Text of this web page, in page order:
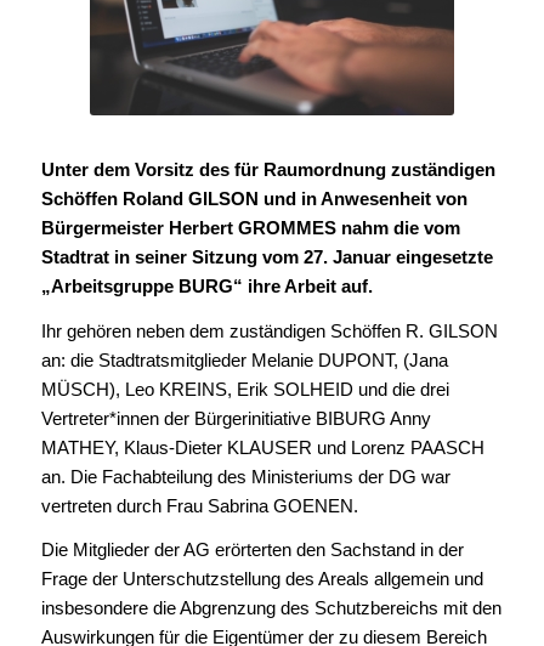
Unter dem Vorsitz des für Raumordnung zuständigen
Schöffen Roland GILSON und in Anwesenheit von
Bürgermeister Herbert GROMMES nahm die vom
Stadtrat in seiner Sitzung vom 27. Januar eingesetzte
„Arbeitsgruppe BURG“ ihre Arbeit auf.
Ihr gehören neben dem zuständigen Schöffen R. GILSON
an: die Stadtratsmitglieder Melanie DUPONT, (Jana
MÜSCH), Leo KREINS, Erik SOLHEID und die drei
Vertreter*innen der Bürgerinitiative BIBURG Anny
MATHEY, Klaus-Dieter KLAUSER und Lorenz PAASCH
an. Die Fachabteilung des Ministeriums der DG war
vertreten durch Frau Sabrina GOENEN.
Die Mitglieder der AG erörterten den Sachstand in der
Frage der Unterschutzstellung des Areals allgemein und
insbesondere die Abgrenzung des Schutzbereichs mit den
Auswirkungen für die Eigentümer der zu diesem Bereich